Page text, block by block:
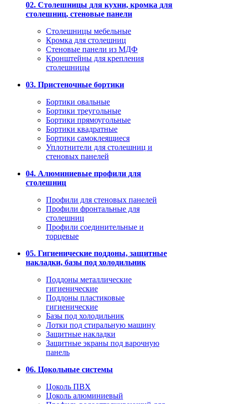
02. Столешницы для кухни, кромка для
столешниц, стеновые панели
Столешницы мебельные
Кромка для столешниц
Стеновые панели из МДФ
Кронштейны для крепления
столешницы
03. Пристеночные бортики
Бортики овальные
Бортики треугольные
Бортики прямоугольные
Бортики квадратные
Бортики самоклеящиеся
Уплотнители для столешниц и
стеновых панелей
04. Алюминиевые профили для
столешниц
Профили для стеновых панелей
Профили фронтальные для
столешниц
Профили соединительные и
торцевые
05. Гигиенические поддоны, защитные
накладки, базы под холодильник
Поддоны металлические
гигиенические
Поддоны пластиковые
гигиенические
Базы под холодильник
Лотки под стиральную машину
Защитные накладки
Защитные экраны под варочную
панель
06. Цокольные системы
Цоколь ПВХ
Цоколь алюминиевый